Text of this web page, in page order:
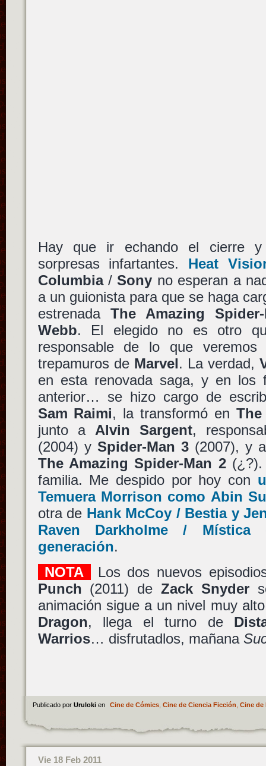
Hay que ir echando el cierre
sorpresas infartantes. Heat
Columbia/Sony no esperan a
a un guionista para que se haga
estrenada The Amazing Spider-
Webb. El elegido no es otro
responsable de lo que
trepamuros de Marvel. La verdad,
en esta renovada saga, y en los
anterior… se hizo cargo de
Sam Raimi, la transformó en
junto a Alvin Sargent,
(2004) y Spider-Man 3(2007), y
The Amazing Spider-Man 2(¿?).
familia. Me despido por hoy con
Temuera Morrison como Abin
otra de Hank McCoy / Bestia y
Raven Darkholme / Mística
generación.
NOTA
Los dos nuevos
Punch (2011) deZack Snyder
animación sigue a un nivel muy
Dragon, llega el turno de
Warrios… disfrutadlos, mañana
Publicado por Uruloki en Cine de Cómics, Cine de Ciencia Ficción, Cine de
Vie 18 Feb 2011